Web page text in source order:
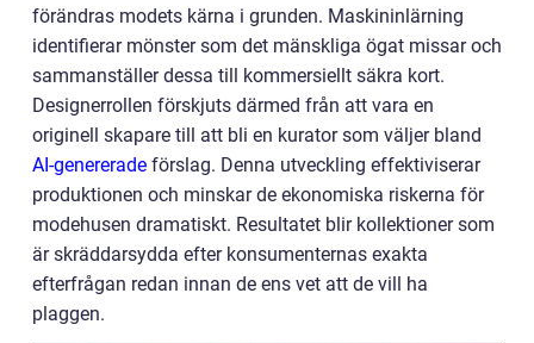
förändras modets kärna i grunden. Maskininlärning
identifierar mönster som det mänskliga ögat missar och
sammanställer dessa till kommersiellt säkra kort.
Designerrollen förskjuts därmed från att vara en
originell skapare till att bli en kurator som väljer bland
AI-genererade förslag. Denna utveckling effektiviserar
produktionen och minskar de ekonomiska riskerna för
modehusen dramatiskt. Resultatet blir kollektioner som
är skräddarsydda efter konsumenternas exakta
efterfrågan redan innan de ens vet att de vill ha
plaggen.